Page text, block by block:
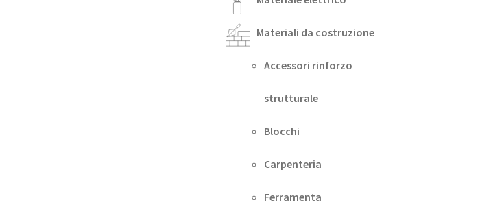
Materiali da costruzione
Accessori rinforzo
strutturale
Blocchi
Carpenteria
Ferramenta